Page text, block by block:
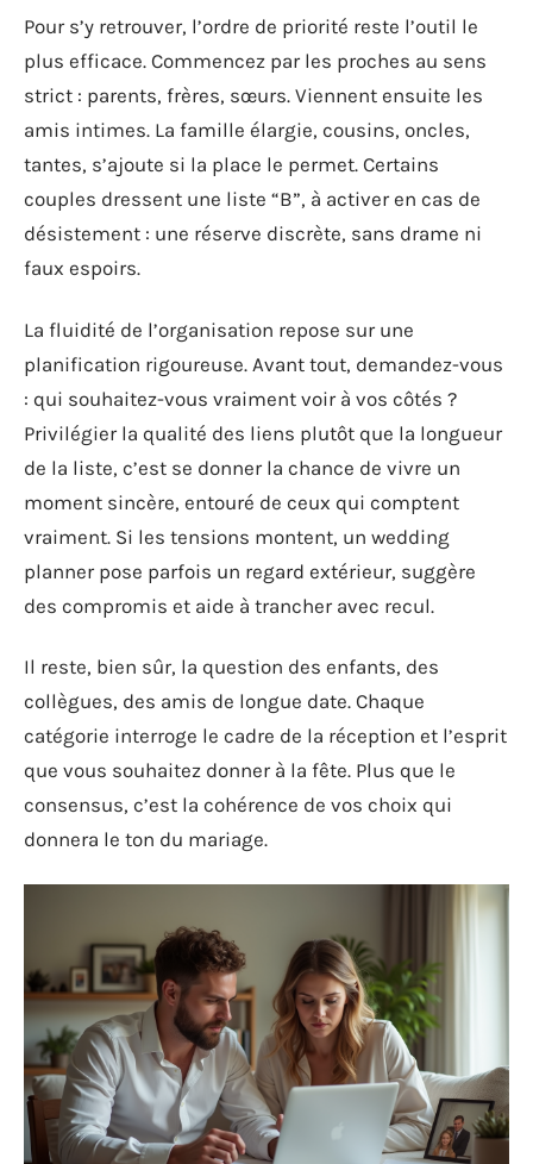
Pour s’y retrouver, l’ordre de priorité reste l’outil le
plus efficace. Commencez par les proches au sens
strict : parents, frères, sœurs. Viennent ensuite les
amis intimes. La famille élargie, cousins, oncles,
tantes, s’ajoute si la place le permet. Certains
couples dressent une liste “B”, à activer en cas de
désistement : une réserve discrète, sans drame ni
faux espoirs.
La fluidité de l’organisation repose sur une
planification rigoureuse. Avant tout, demandez-vous
: qui souhaitez-vous vraiment voir à vos côtés ?
Privilégier la qualité des liens plutôt que la longueur
de la liste, c’est se donner la chance de vivre un
moment sincère, entouré de ceux qui comptent
vraiment. Si les tensions montent, un wedding
planner pose parfois un regard extérieur, suggère
des compromis et aide à trancher avec recul.
Il reste, bien sûr, la question des enfants, des
collègues, des amis de longue date. Chaque
catégorie interroge le cadre de la réception et l’esprit
que vous souhaitez donner à la fête. Plus que le
consensus, c’est la cohérence de vos choix qui
donnera le ton du mariage.